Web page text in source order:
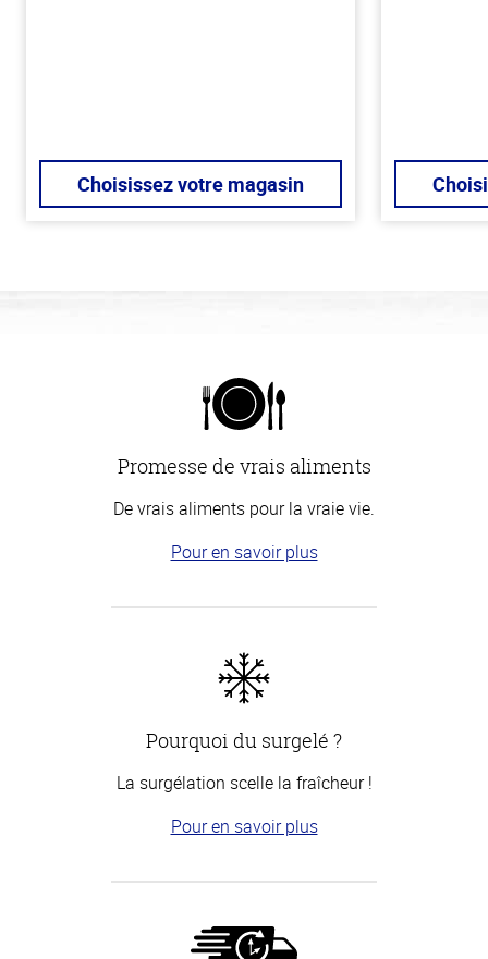
Choisissez votre magasin
Promesse de vrais aliments
De vrais aliments pour la vraie vie.
Pour en savoir plus
Pourquoi du surgelé ?
La surgélation scelle la fraîcheur !
Pour en savoir plus